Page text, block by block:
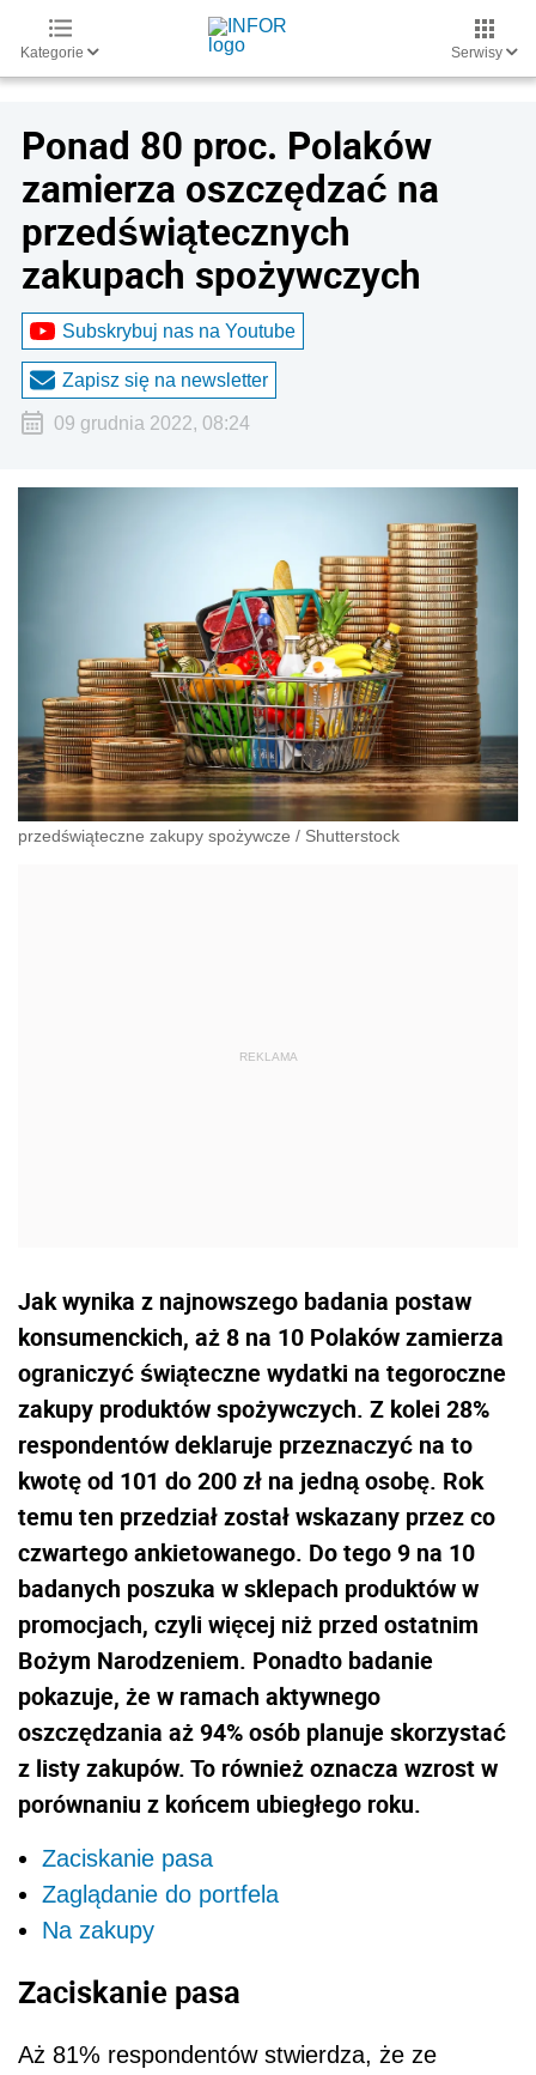
Kategorie Serwisy
Ponad 80 proc. Polaków
zamierza oszczędzać na
przedświątecznych
zakupach spożywczych
Subskrybuj nas na Youtube
Zapisz się na newsletter
09 grudnia 2022, 08:24
przedświąteczne zakupy spożywcze / Shutterstock
Jak wynika z najnowszego badania postaw
konsumenckich, aż 8 na 10 Polaków zamierza
ograniczyć świąteczne wydatki na tegoroczne
zakupy produktów spożywczych. Z kolei 28%
respondentów deklaruje przeznaczyć na to
kwotę od 101 do 200 zł na jedną osobę. Rok
temu ten przedział został wskazany przez co
czwartego ankietowanego. Do tego 9 na 10
badanych poszuka w sklepach produktów w
promocjach, czyli więcej niż przed ostatnim
Bożym Narodzeniem. Ponadto badanie
pokazuje, że w ramach aktywnego
oszczędzania aż 94% osób planuje skorzystać
z listy zakupów. To również oznacza wzrost w
porównaniu z końcem ubiegłego roku.
Zaciskanie pasa
Zaglądanie do portfela
Na zakupy
Zaciskanie pasa
Aż 81% respondentów stwierdza, że ze